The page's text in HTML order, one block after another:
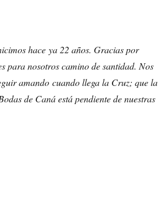
hace ya 22 años. Gracias por
para nosotros camino de santidad. Nos
amando cuando llega la Cruz; que la
de Caná está pendiente de nuestras